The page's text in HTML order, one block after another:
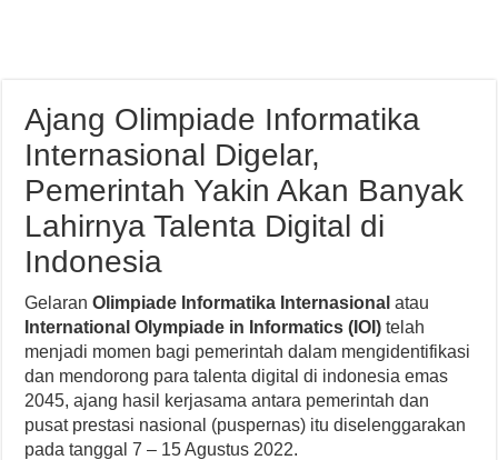
Ajang Olimpiade Informatika
Internasional Digelar,
Pemerintah Yakin Akan Banyak
Lahirnya Talenta Digital di
Indonesia
GelaranOlimpiade Informatika Internasional atau
International Olympiade in Informatics (IOI) telah
menjadi momen bagi pemerintah dalam mengidentifikasi
dan mendorong para talenta digital di indonesia emas
2045, ajang hasil kerjasama antara pemerintah dan
pusat prestasi nasional (puspernas) itu diselenggarakan
pada tanggal 7 – 15 Agustus 2022.